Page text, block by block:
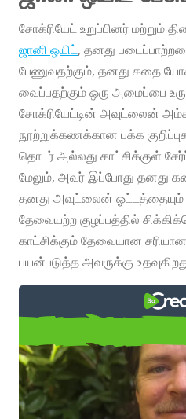
சோக்ரியேட் உறுப்பினர் மற்றும்
ஜானி ஒயிட், தனது
பேணுவதற்கும், தனது கதை
வைப்பதற்கும் ஒரு அமைப்பை
சோக்ரியேட்டின் அவுட்லைன்
நூற்றுக்கணக்கான பக்க
தொடர் அல்லது காட்சிக்குள்
மேலும், அவர் இப்போது தனது
தனது அவுட்லைன் ஓட்டத்தையும்
தேவையற்ற குழப்பத்தில்
காட்சிக்கும் தேவையான
பயன்படுத்த அவருக்கு
உறுப்பினர்